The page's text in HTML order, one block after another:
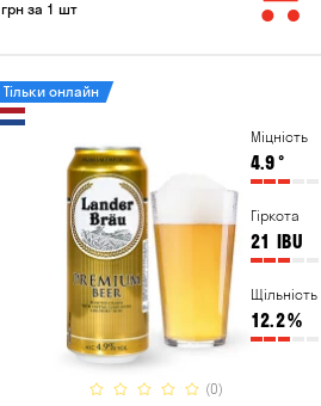
грн за 1 шт
Міцність
4.9°
Гіркота
21 IBU
Щільність
12.2%
(0)
Тільки онлайн